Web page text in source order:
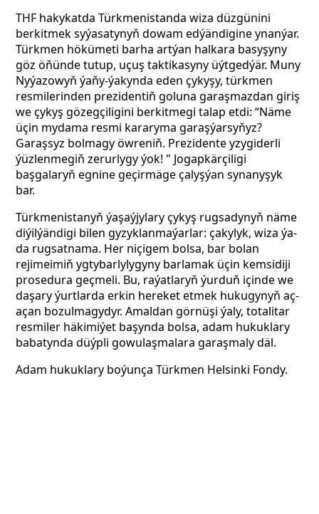
THF hakykatda Türkmenistanda wiza düzgünini
berkitmek syýasatynyň dowam edýändigine ynanýar.
Türkmen hökümeti barha artýan halkara basyşyny
göz öňünde tutup, uçuş taktikasyny üýtgedýär. Muny
Nyýazowyň ýaňy-ýakynda eden çykyşy, türkmen
resmilerinden prezidentiň goluna garaşmazdan giriş
we çykyş gözegçiligini berkitmegi talap etdi: “Näme
üçin mydama resmi kararyma garaşýarsyňyz?
Garaşsyz bolmagy öwreniň. Prezidente yzygiderli
ýüzlenmegiň zerurlygy ýok! " Jogapkärçiligi
başgalaryň egnine geçirmäge çalyşýan synanyşyk
bar.
Türkmenistanyň ýaşaýjylary çykyş rugsadynyň näme
diýilýändigi bilen gyzyklanmaýarlar: çakylyk, wiza ýa-
da rugsatnama. Her niçigem bolsa, bar bolan
rejimeimiň ygtybarlylygyny barlamak üçin kemsidiji
prosedura geçmeli. Bu, raýatlaryň ýurduň içinde we
daşary ýurtlarda erkin hereket etmek hukugynyň aç-
açan bozulmagydyr. Amaldan görnüşi ýaly, totalitar
resmiler häkimiýet başynda bolsa, adam hukuklary
babatynda düýpli gowulaşmalara garaşmaly däl.
Adam hukuklary boýunça Türkmen Helsinki Fondy.